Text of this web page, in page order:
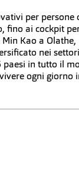
per persone
fino ai cockpit
Kao a Olathe,
nei settori
paesi in tutto il
ogni giorno